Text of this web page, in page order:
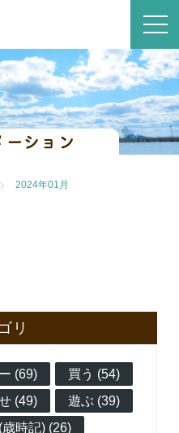
ーション
2024年01月
リ
(69)
買う (54)
(49)
遊ぶ (39)
時記) (26)